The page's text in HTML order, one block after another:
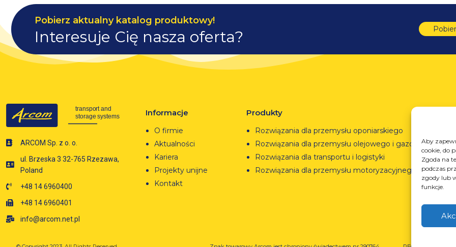
Aby
cookie, do
Zgoda na
podczas
zgody lub
funkcje.
Pobierz aktualny katalog produktowy!
Interesuje Cię nasza oferta?
ARCOM Sp. z o. o.
ul. Brzeska 3 32-765 Rzezawa,
Poland
+48 14 6960400
+48 14 6960401
info@arcom.net.pl
Informacje
O firmie
Aktualności
Kariera
Projekty unijne
Kontakt
Produkty
Rozwiązania dla przemysłu oponiarskiego
Rozwiązania dla przemysłu olejowego i gazowego
Rozwiązania dla transportu i logistyki
Rozwiązania dla przemysłu motoryzacyjnego